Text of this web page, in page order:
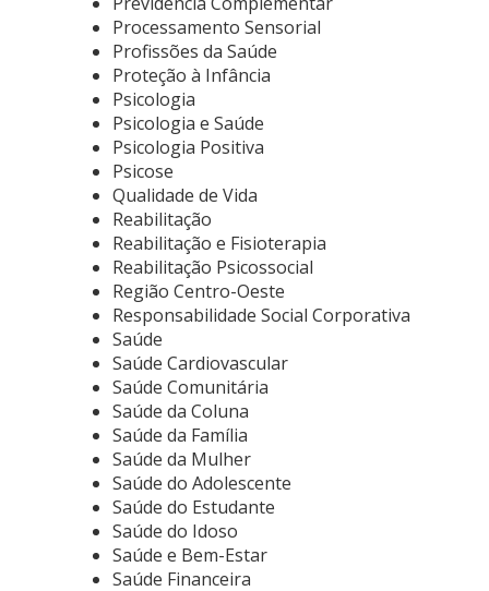
Processamento Sensorial
Profissões da Saúde
Proteção à Infância
Psicologia
Psicologia e Saúde
Psicologia Positiva
Psicose
Qualidade de Vida
Reabilitação
Reabilitação e Fisioterapia
Reabilitação Psicossocial
Região Centro-Oeste
Responsabilidade Social Corporativa
Saúde
Saúde Cardiovascular
Saúde Comunitária
Saúde da Coluna
Saúde da Família
Saúde da Mulher
Saúde do Adolescente
Saúde do Estudante
Saúde do Idoso
Saúde e Bem-Estar
Saúde Financeira